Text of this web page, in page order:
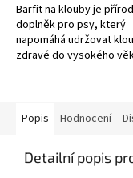
hvězdiček.
Barfit na klouby je
doplněk pro psy, který
napomáhá udržovat
zdravé do vysokého
Popis Hodnocení
Detailní popis